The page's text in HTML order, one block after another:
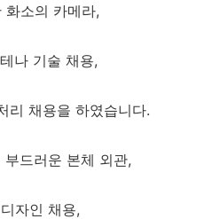
소의 카메라,
나 기술 채용,
리 채용을 하였습니다.
드러운 본체 외관,
자인 채용,